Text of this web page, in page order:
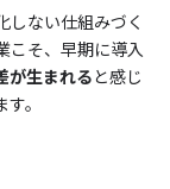
しない仕組みづく
こそ、早期に導入
が生まれると感じ
。